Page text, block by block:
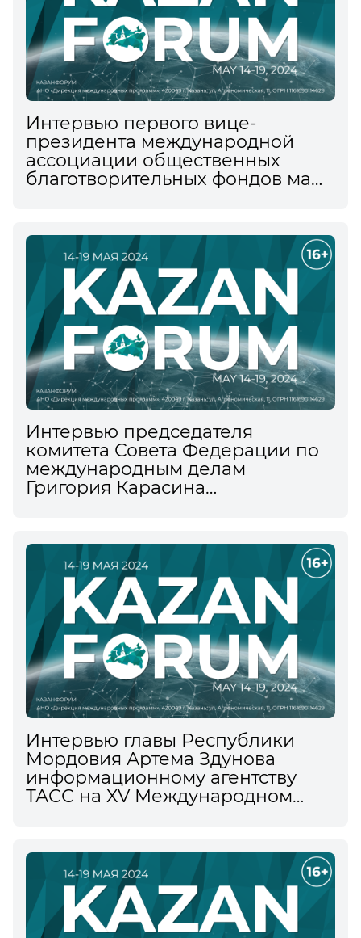
Интервью первого вице-
президента международной
ассоциации общественных
благотворительных фондов мама
ТАСС на XV Международном
экономическом форуме
Интервью председателя
комитета Совета Федерации по
международным делам
Григория Карасина
экономическом форуме
Интервью главы Республики
Мордовия Артема Здунова
информационному агентству
ТАСС на XV Международном